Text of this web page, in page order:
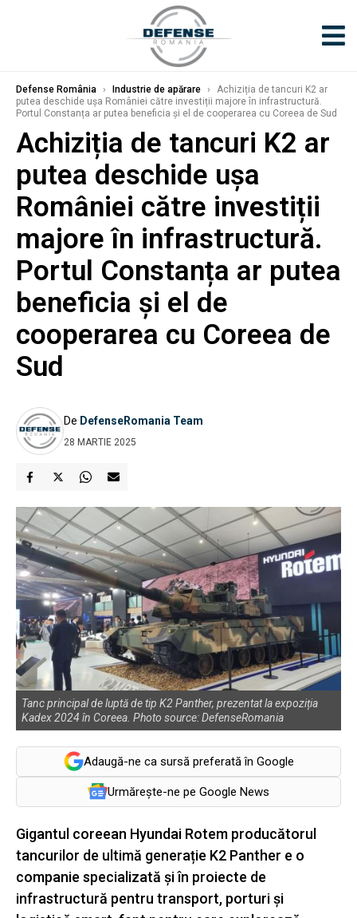
Defense România › Industrie de apărare ›
Achiziția de tancuri K2 ar
putea deschide ușa României către investiții majore în infrastructură.
Portul Constanța ar putea beneficia și el de cooperarea cu Coreea de Sud
Achiziția de tancuri K2 ar
putea deschide ușa
României către investiții
majore în infrastructură.
Portul Constanța ar putea
beneficia și el de
cooperarea cu Coreea de
Sud
De DefenseRomania Team
28 MARTIE 2025
Tanc principal de luptă de tip K2 Panther, prezentat la expoziția
Kadex 2024 în Coreea. Photo source: DefenseRomania
Adaugă-ne ca sursă preferată în Google
Urmărește-ne pe Google News
Gigantul coreean Hyundai Rotem producătorul
tancurilor de ultimă generație K2 Panther e o
companie specializată și în proiecte de
infrastructură pentru transport, porturi și